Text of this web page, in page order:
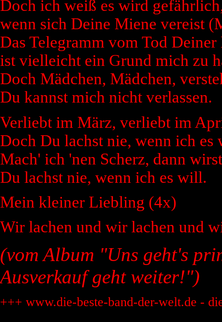
Doch ich weiß es wird
wenn sich Deine Miene vereist
Das Telegramm vom Tod
ist vielleicht ein Grund mich zu
Doch Mädchen, Mädchen,
Du kannst mich nicht verlassen.
Verliebt im März, verliebt im
Doch Du lachst nie, wenn ich es
Mach' ich 'nen Scherz, dann
Du lachst nie, wenn ich es will.
Mein kleiner Liebling (4x)
Wir lachen und wir lachen und
(vom Album "Uns geht's
Ausverkauf geht weiter!")
+++ www.die-beste-band-der-welt.de -